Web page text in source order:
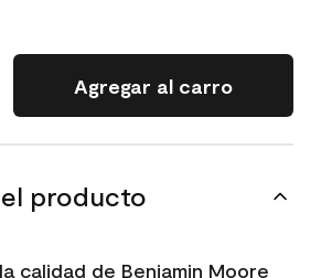
Agregar al carro
producto
calidad de Benjamin Moore